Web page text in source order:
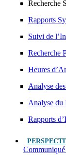
Recherche
Rapports
Suivi de
Recherche
Heures
Analyse
Analyse du
Rapports
Communiqué